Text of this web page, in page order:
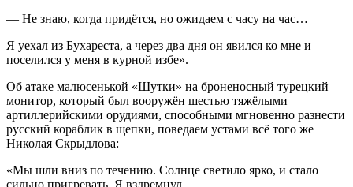
— Не знаю, когда придётся, но ожидаем с часу на час…
Я уехал из Бухареста, а через два дня он явился ко мне и
поселился у меня в курной избе».
Об атаке малюсенькой «Шутки» на броненосный турецкий
монитор, который был вооружён шестью тяжёлыми
артиллерийскими орудиями, способными мгновенно разнести
русский кораблик в щепки, поведаем устами всё того же
Николая Скрыдлова:
«Мы шли вниз по течению. Солнце светило ярко, и стало
сильно пригревать. Я вздремнул.